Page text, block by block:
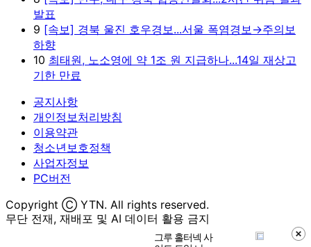
발표
9 [속보] 경북 울진 호우경보...서울 폭염경보→주의보
하향
10 최태원, 노소영에 약 1조 원 지급하나...14일 재상고
기한 만료
공지사항
개인정보처리방침
이용약관
청소년보호정책
사업자정보
PC버전
Copyright Ⓒ YTN. All rights reserved.
무단 전재, 재배포 및 AI 데이터 활용 금지